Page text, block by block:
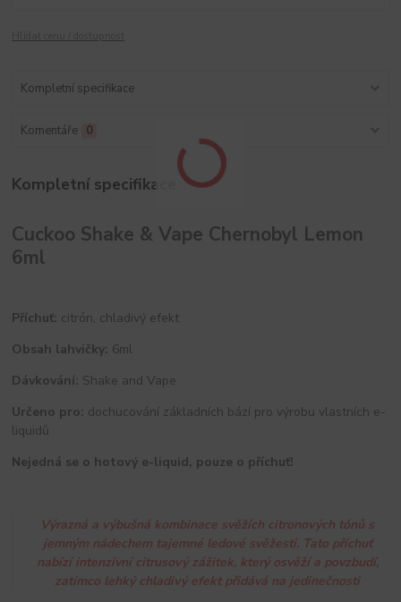
Kompletní specifikace
Komentáře 0
Kompletní specifikace
Cuckoo Shake & Vape Chernobyl Lemon
6ml
Příchuť: citrón, chladivý efekt
Obsah lahvičky: 6ml
Dávkování: Shake and Vape
Určeno pro: dochucování základních bází pro výrobu vlastních e-
liquidů
Nejedná se o hotový e-liquid, pouze o příchuť!
Výrazná a výbušná kombinace svěžích citronových tónů s
jemným nádechem tajemné ledové svěžesti. Tato příchuť
nabízí intenzivní citrusový zážitek, který osvěží a povzbudí,
zatímco lehký chladivý efekt přidává na jedinečnosti